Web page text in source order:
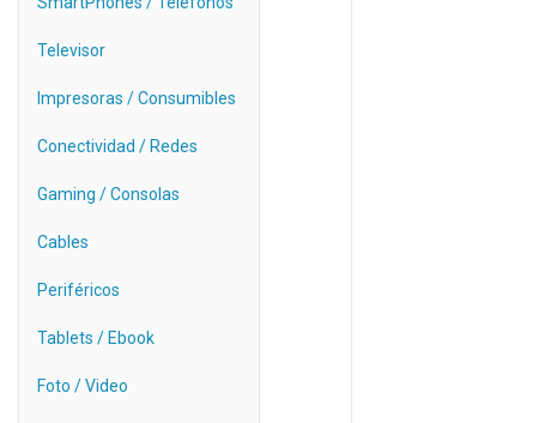
Televisor
Impresoras / Consumibles
Conectividad / Redes
Gaming / Consolas
Cables
Periféricos
Tablets / Ebook
Foto / Video